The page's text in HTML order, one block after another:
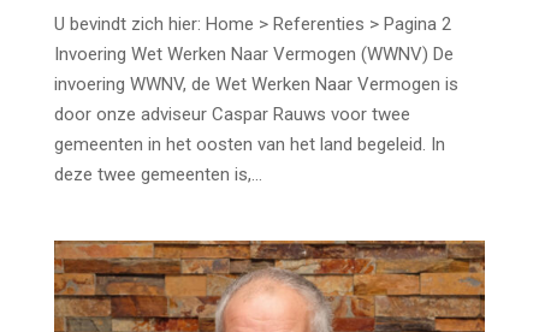
U bevindt zich hier: Home > Referenties > Pagina 2
Invoering Wet Werken Naar Vermogen (WWNV) De
invoering WWNV, de Wet Werken Naar Vermogen is
door onze adviseur Caspar Rauws voor twee
gemeenten in het oosten van het land begeleid. In
deze twee gemeenten is,...